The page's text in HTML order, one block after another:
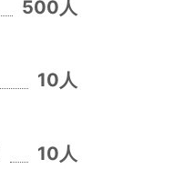
500人
10人
10人